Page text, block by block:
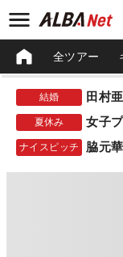
全ツアー
結婚 田村
夏休み 女子
ナイスピッチ 脇元